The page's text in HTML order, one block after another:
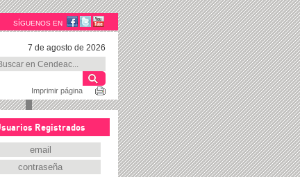
SÍGUENOS EN
7 de agosto de 2026
Imprimir página
Registrados